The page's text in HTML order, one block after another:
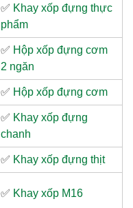
✅ Khay xốp đựng thực
phẩm
✅ Hộp xốp đựng cơm
2 ngăn
✅ Hộp xốp đựng cơm
✅ Khay xốp đựng
chanh
✅ Khay xốp đựng thịt
✅ Khay xốp M16